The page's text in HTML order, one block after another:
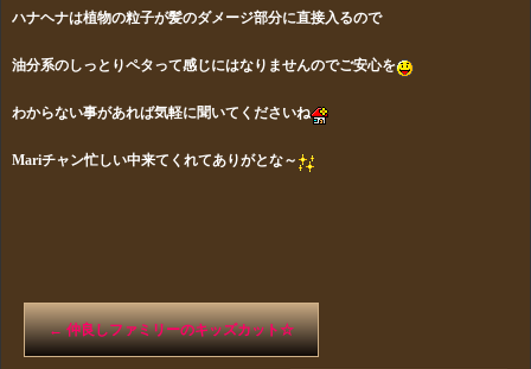
ハナヘナは植物の粒子が髪のダメージ部分に直接入るので
油分系のしっとりペタって感じにはなりませんのでご安心を
わからない事があれば気軽に聞いてくださいね
Mariチャン忙しい中来てくれてありがとな～
←仲良しファミリーのキッズカット☆